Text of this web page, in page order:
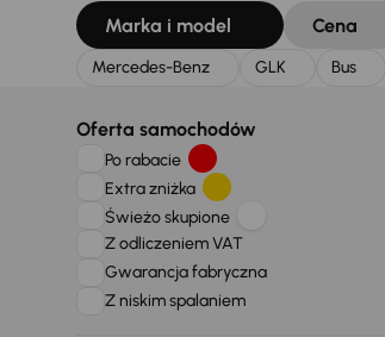
Marka i model Cena
Mercedes-Benz GLK Bus
Oferta samochodów
Po rabacie
Extra zniżka
Świeżo skupione
Z odliczeniem VAT
Gwarancja fabryczna
Z niskim spalaniem